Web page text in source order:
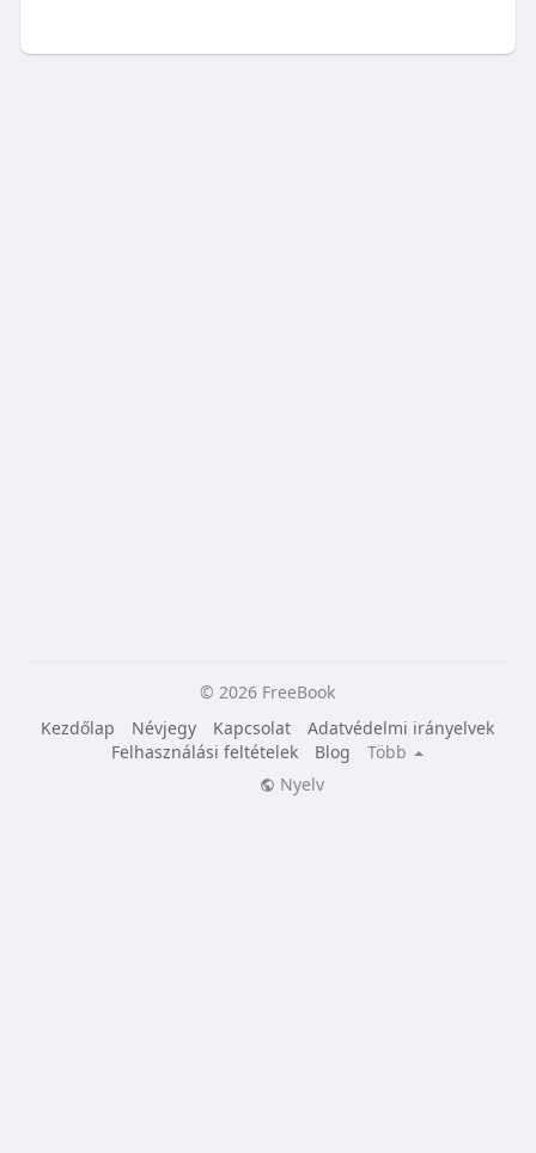
© 2026 FreeBook
Kezdőlap
Névjegy Kapcsolat
Adatvédelmi irányelvek
Felhasználási feltételek
Blog
Több
Nyelv